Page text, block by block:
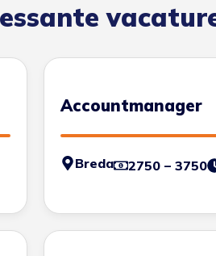
Accountmanager
Breda 2750 – 3750